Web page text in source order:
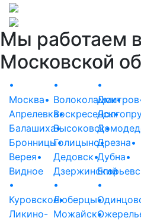
Мы работаем
Московской
•
Москва•
Апрелевка•
Балашиха•
Бронницы•
Верея•
Видное
•
Волоколамск•
Воскресенск•
Высоковск•
Голицыно•
Дедовск•
Дзержинский
•
Дмитров
Дрезна•
Дубна•
•
Куровское•
Ликино-
•
Люберцы•
Можайск•
•